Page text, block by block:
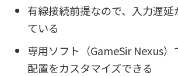
有線接続前提なので、入力遅延
ている
専用ソフト（GameSir Nexus
配置をカスタマイズできる